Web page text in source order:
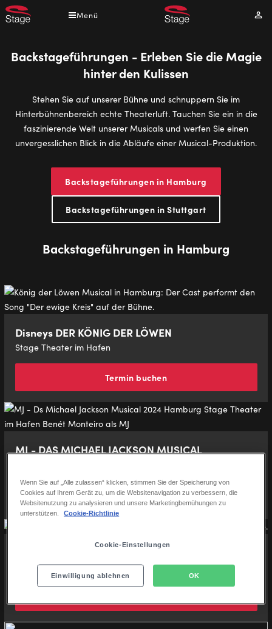
Direkt
zum
Menü
Backstageführungen - Erleben Sie die Magie
hinter den Kulissen
Stehen Sie auf unserer Bühne und schnuppern Sie im
Hinterbühnenbereich echte Theaterluft. Tauchen Sie ein in die
faszinierende Welt unserer Musicals und werfen Sie einen
unvergesslichen Blick in die Abläufe einer Musical-Produktion.
Backstageführungen in Hamburg
Backstageführungen in Stuttgart
Backstageführungen in Hamburg
Disneys DER KÖNIG DER LÖWEN
Stage Theater im Hafen
Termin buchen
MJ - DAS MICHAEL JACKSON MUSICAL
Termin buchen
Disneys Musical TARZAN
Stage Theater Neue Flora
Wenn Sie auf „Alle zulassen“ klicken, stimmen Sie der Speicherung von
Cookies auf Ihrem Gerät zu, um die Websitenavigation zu verbessern, die
Websitenutzung zu analysieren und unsere Marketingbemühungen zu
unterstützen.
Cookie-Richtlinie
Cookie-Einstellungen
Einwilligung ablehnen OK